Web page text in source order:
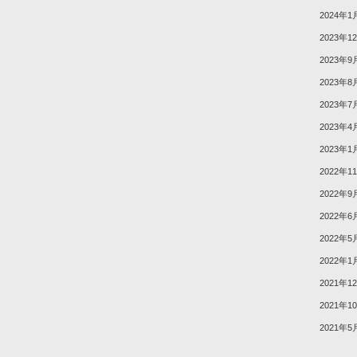
2024年1
2023年
2023年9
2023年8
2023年7
2023年4
2023年1
2022年
2022年9
2022年6
2022年5
2022年1
2021年
2021年
2021年5